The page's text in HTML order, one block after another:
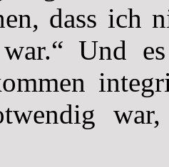
dass ich
war.“ Und